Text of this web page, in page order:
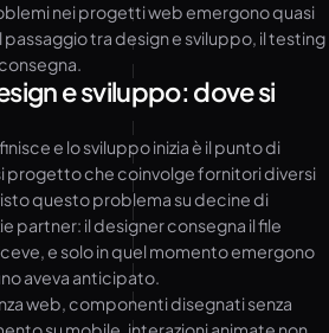
nei progetti web emergono quasi
tra design e sviluppo, il testing
e sviluppo: dove si
e lo sviluppo inizia è il punto di
progetto che coinvolge fornitori diversi
questo problema su decine di
partner: il designer consegna il file
e solo in quel momento emergono
aveva anticipato.
web, componenti disegnati senza